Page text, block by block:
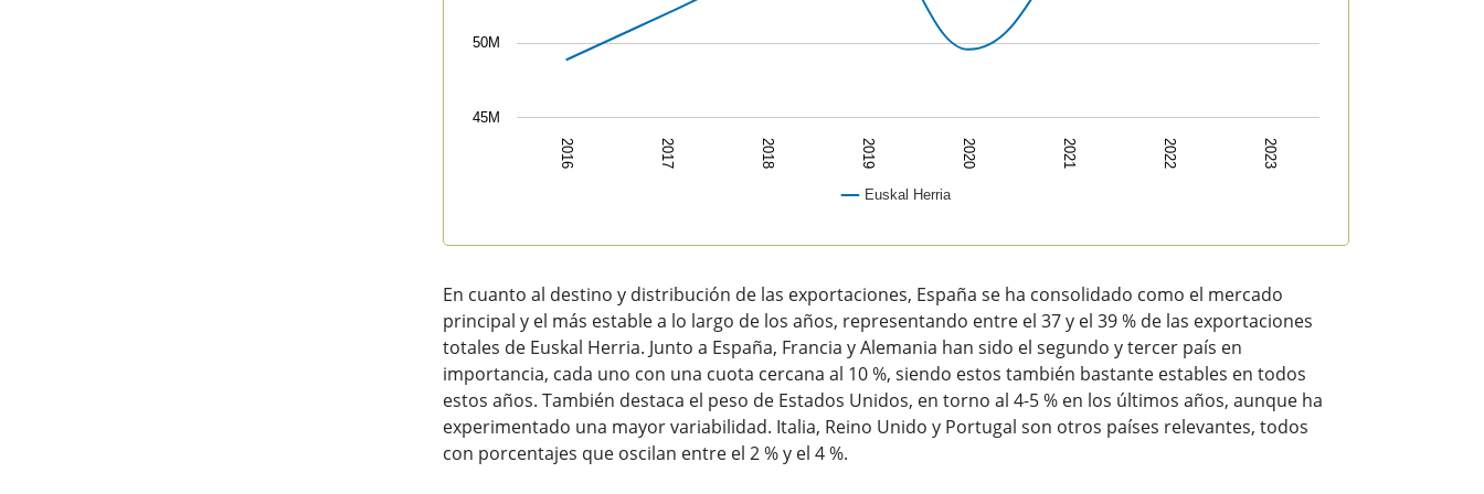
Euskal Herria
2016 2017 2018 2019 2020 2021 2022 2023
45M
50M
En cuanto al destino y distribución de las exportaciones, España se ha consolidado como el mercado
principal y el más estable a lo largo de los años, representando entre el 37 y el 39 % de las exportaciones
totales de Euskal Herria. Junto a España, Francia y Alemania han sido el segundo y tercer país en
importancia, cada uno con una cuota cercana al 10 %, siendo estos también bastante estables en todos
estos años. También destaca el peso de Estados Unidos, en torno al 4-5 % en los últimos años, aunque ha
experimentado una mayor variabilidad. Italia, Reino Unido y Portugal son otros países relevantes, todos
con porcentajes que oscilan entre el 2 % y el 4 %.